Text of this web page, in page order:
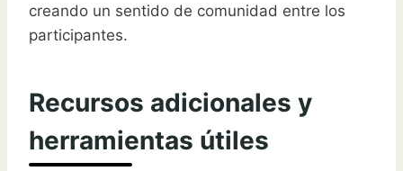
creando un sentido de comunidad entre los
participantes.
Recursos adicionales y
herramientas útiles